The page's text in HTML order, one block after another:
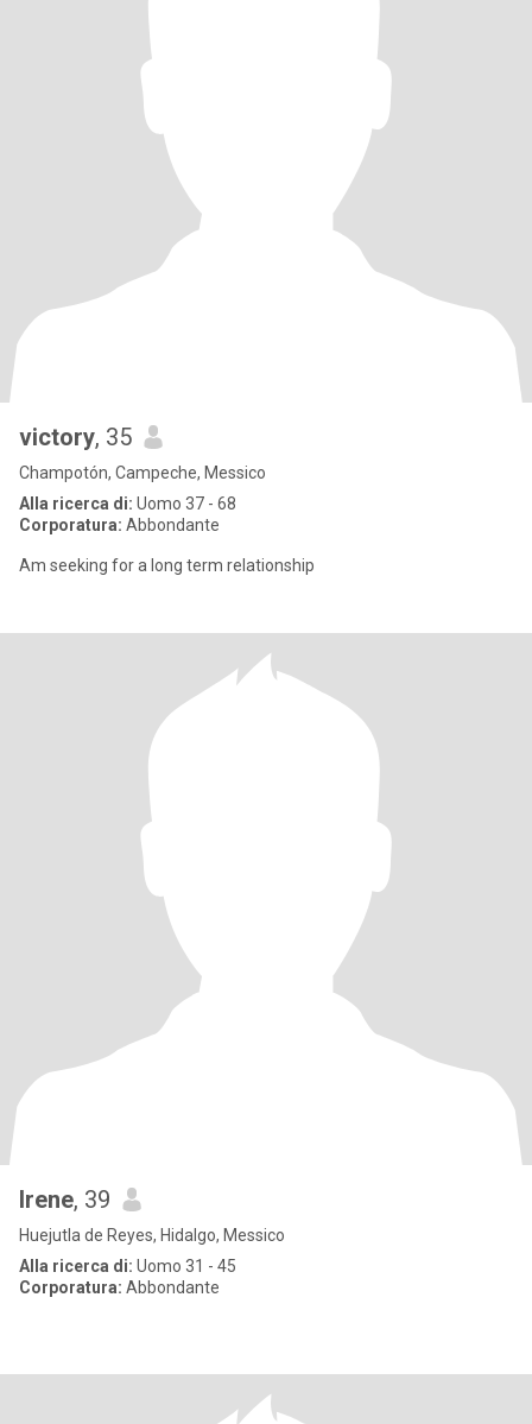
victory, 35
Champotón, Campeche, Messico
Alla ricerca di: Uomo 37 - 68
Corporatura: Abbondante
Am seeking for a long term relationship
Irene, 39
Huejutla de Reyes, Hidalgo, Messico
Alla ricerca di: Uomo 31 - 45
Corporatura: Abbondante